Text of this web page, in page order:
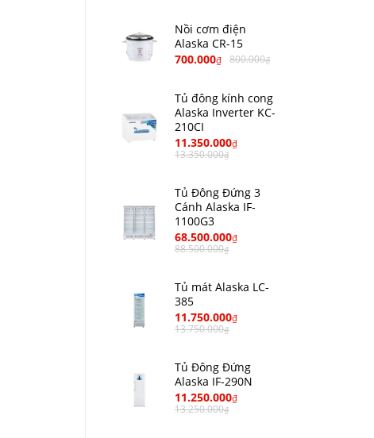
Nồi cơm điện
Alaska CR-15
700.000₫ 800.000₫
Tủ đông kính cong
Alaska Inverter KC-
210CI
11.350.000₫
13.350.000₫
Tủ Đông Đứng 3
Cánh Alaska IF-
1100G3
68.500.000₫
88.500.000₫
Tủ mát Alaska LC-
385
11.750.000₫
13.750.000₫
Tủ Đông Đứng
Alaska IF-290N
11.250.000₫
13.250.000₫